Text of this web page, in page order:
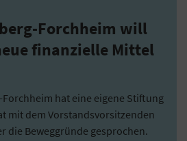
Forchheim will
finanzielle Mittel
Forchheim hat eine eigene Stiftung
mit dem Vorstandsvorsitzenden
die Beweggründe gesprochen.